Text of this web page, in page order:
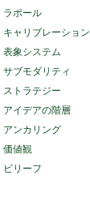
ラポール
キャリブレーション
表象システム
サブモダリティ
ストラテジー
アイデアの階層
アンカリング
価値観
ビリーフ